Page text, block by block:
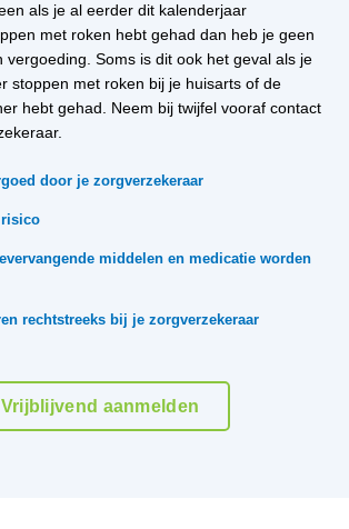
als je al eerder dit kalenderjaar
met roken hebt gehad dan heb je geen
vergoeding. Soms is dit ook het geval als je
stoppen met roken bij je huisarts of de
hebt gehad. Neem bij twijfel vooraf contact
door je zorgverzekeraar
risico
middelen en medicatie worden
rechtstreeks bij je zorgverzekeraar
Vrijblijvend aanmelden